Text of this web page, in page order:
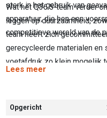
sterk in het gebruik van
apparatuur, die hen een
competitieve wereld van de
Wat het Q36.5-team verder
leggen op duurzaamheid,
team heeft zich
gerecycleerde materialen
voetafdruk zo klein mogelijk
trend, maar een
evolutie van de wielersport.
Lees meer
Opgericht